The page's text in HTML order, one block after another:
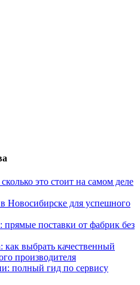
это стоит на самом деле
Новосибирске для успешного
поставки от фабрик без
как выбрать качественный
производителя
полный гид по сервису